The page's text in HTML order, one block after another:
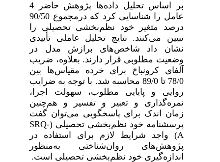
عامل را شناسایی کرد که درمجموع 90/50
درصد متغیر خود نظم‌بخشی تحصیلی را
تبیین می‌کنند. نتایج تحلیل عاملی تأییدی
نشان داد شاخص‌­های برازش مدل در
وضعیت مطلوبی قرار دارند. بعلاوه، ضریب
آلفای کرونباخ برای خرده مقیاس‌ها بین
78/0 تا 89/0 محاسبه شد. با توجه به ضرایب
روایی و پایایی مطلوب، سهولت اجرا،
نمره‌گذاری و تعبیر و تفسیر و هم‌چنین
زمان اندک برای پاسخگویی می‌توان گفت
پرسشنامه خود نظم‌بخشی تحصیلی ( SRQ-
)
واجد شرایط لازم برای استفاده در
پژوهش‌های روان‌شناختی به‌منظور
اندازه‌گیری خود نظم‌بخشی تحصیلی است.